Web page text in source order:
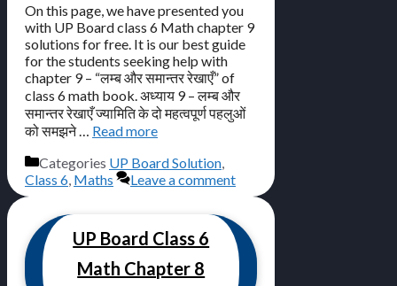
On this page, we have presented you
with UP Board class 6 Math chapter 9
solutions for free. It is our best guide
for the students seeking help with
chapter 9 – “लम्ब और समान्तर रेखाएँ” of
class 6 math book. अध्याय 9 – लम्ब और
समान्तर रेखाएँ ज्यामिति के दो महत्वपूर्ण पहलुओं
को समझने … Read more
Categories UP Board Solution,
Class 6, Maths Leave a comment
UP Board Class 6
Math Chapter 8